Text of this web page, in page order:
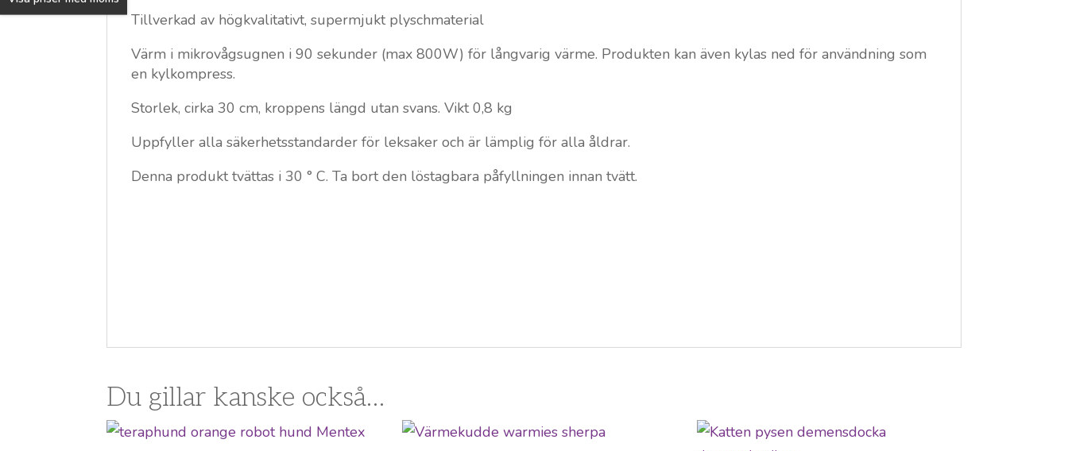
Tillverkad av högkvalitativt, supermjukt plyschmaterial
Värm i mikrovågsugnen i 90 sekunder (max 800W) för långvarig värme. Produkten kan även kylas ned för användning som
en kylkompress.
Storlek, cirka 30 cm, kroppens längd utan svans. Vikt 0,8 kg
Uppfyller alla säkerhetsstandarder för leksaker och är lämplig för alla åldrar.
Denna produkt tvättas i 30 ° C. Ta bort den löstagbara påfyllningen innan tvätt.
Du gillar kanske också…